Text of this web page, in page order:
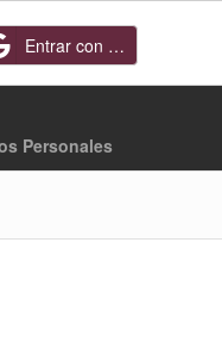
Entrar con Google
Personales